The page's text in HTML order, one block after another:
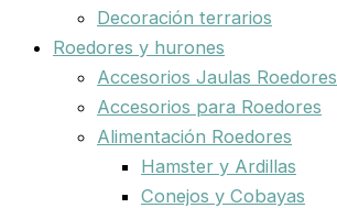
Decoración terrarios
Roedores y hurones
Accesorios Jaulas Roedores
Accesorios para Roedores
Alimentación Roedores
Hamster y Ardillas
Conejos y Cobayas